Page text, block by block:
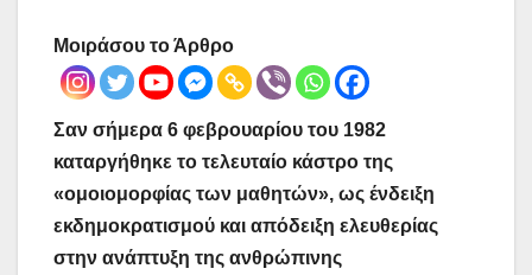
Μοιράσου το Άρθρο
Σαν σήμερα 6 φεβρουαρίου του 1982
καταργήθηκε το τελευταίο κάστρο της
«ομοιομορφίας των μαθητών», ως ένδειξη
εκδημοκρατισμού και απόδειξη ελευθερίας
στην ανάπτυξη της ανθρώπινης